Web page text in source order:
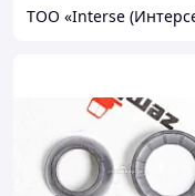
ТОО «Interse